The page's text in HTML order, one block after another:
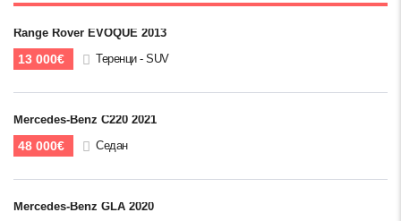
Range Rover EVOQUE 2013
13 000€ Теренци - SUV
Mercedes-Benz C220 2021
48 000€ Седан
Mercedes-Benz GLA 2020